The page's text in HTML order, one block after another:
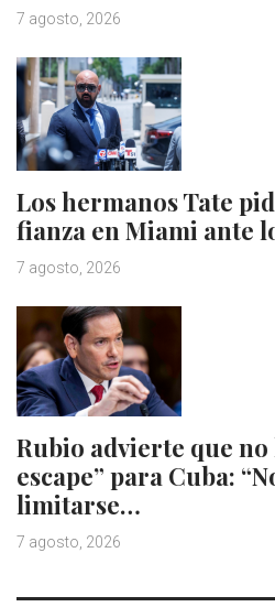
7 agosto, 2026
Los hermanos Tate
fianza en Miami ante
7 agosto, 2026
Rubio advierte que
escape” para Cuba:
limitarse…
7 agosto, 2026